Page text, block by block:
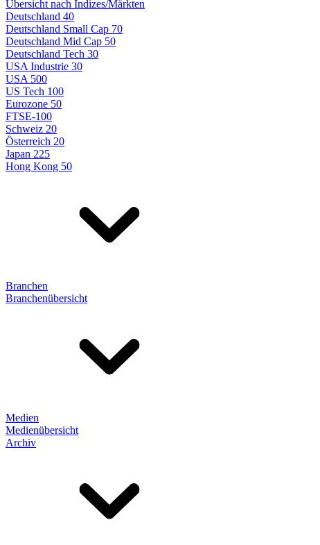
Übersicht nach Indizes/Märkten
Deutschland 40
Deutschland Small Cap 70
Deutschland Mid Cap 50
Deutschland Tech 30
USA Industrie 30
USA 500
US Tech 100
Eurozone 50
FTSE-100
Schweiz 20
Österreich 20
Japan 225
Hong Kong 50
Branchen
Branchenübersicht
Medien
Medienübersicht
Archiv